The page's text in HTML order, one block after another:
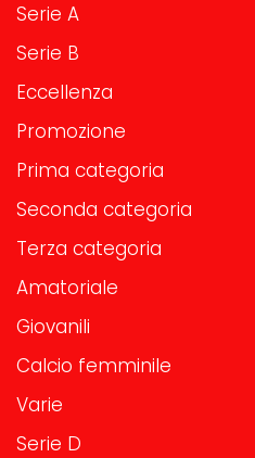
Serie A
Serie B
Eccellenza
Promozione
Prima categoria
Seconda categoria
Terza categoria
Amatoriale
Giovanili
Calcio femminile
Varie
Serie D